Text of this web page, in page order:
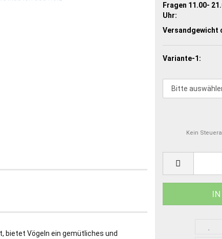
Fragen 11.00-
Uhr:
Versandgewicht
Variante-1:
Kein
bietet Vögeln ein gemütliches und